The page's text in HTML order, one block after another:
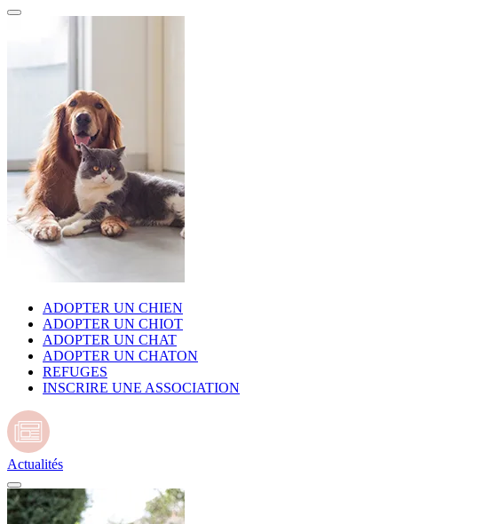
ADOPTER UN CHIEN
ADOPTER UN CHIOT
ADOPTER UN CHAT
ADOPTER UN CHATON
REFUGES
INSCRIRE UNE ASSOCIATION
Actualités